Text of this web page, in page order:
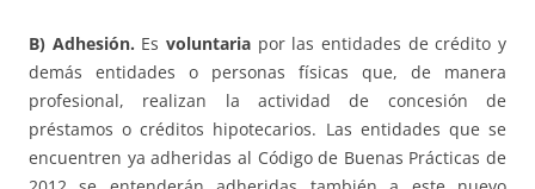
B) Adhesión. Esvoluntaria por las entidades de crédito y
demás entidades o personas físicas que, de manera
profesional, realizan la actividad de concesión de
préstamos o créditos hipotecarios. Las entidades que se
encuentren ya adheridas al Código de Buenas Prácticas de